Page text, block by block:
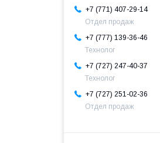
+7 (771) 407-29-14
Отдел продаж
+7 (777) 139-36-46
Технолог
+7 (727) 247-40-37
Технолог
+7 (727) 251-02-36
Отдел продаж